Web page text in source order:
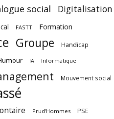
social Digitalisation
FASTT Formation
Groupe Handicap
IA Informatique
Mouvement social
Prud'Hommes PSE